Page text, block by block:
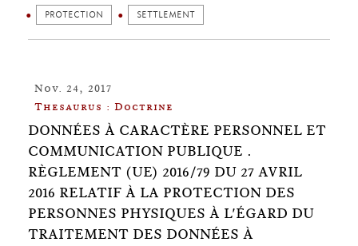
PROTECTION SETTLEMENT
Nov. 24, 2017
Thesaurus : Doctrine
DONNÉES À CARACTÈRE PERSONNEL ET
COMMUNICATION PUBLIQUE .
RÈGLEMENT (UE) 2016/79 DU 27 AVRIL
2016 RELATIF À LA PROTECTION DES
PERSONNES PHYSIQUES À L'ÉGARD DU
TRAITEMENT DES DONNÉES À